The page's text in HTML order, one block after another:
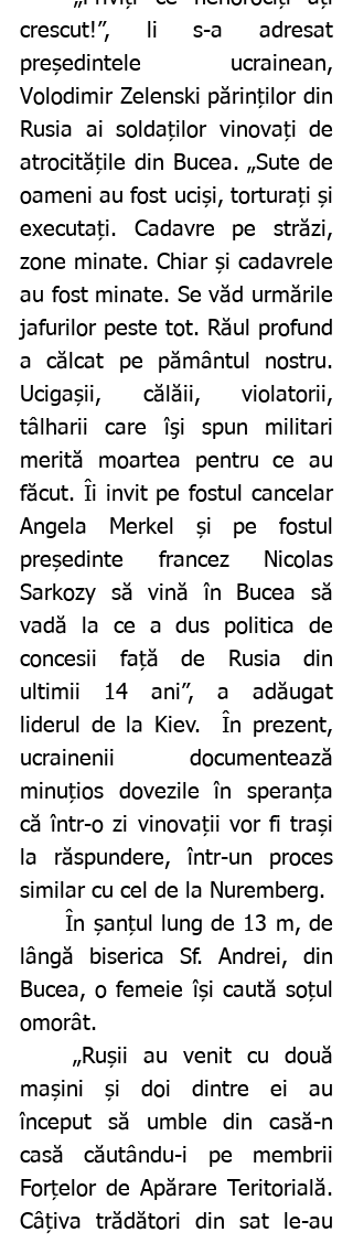
crescut!”, li s-a adresat
președintele ucrainean,
Volodimir Zelenski părinților din
Rusia ai soldaților vinovați de
atrocitățile din Bucea. „Sute de
oameni au fost uciși, torturați și
executați. Cadavre pe străzi,
zone minate. Chiar și cadavrele
au fost minate. Se văd urmările
jafurilor peste tot. Răul profund
a călcat pe pământul nostru.
Ucigașii, călăii, violatorii,
tâlharii care îşi spun militari
merită moartea pentru ce au
făcut. Îi invit pe fostul cancelar
Angela Merkel și pe fostul
președinte francez Nicolas
Sarkozy să vină în Bucea să
vadă la ce a dus politica de
concesii față de Rusia din
ultimii 14 ani”, a adăugat
liderul de la Kiev.  În prezent,
ucrainenii documentează
minuțios dovezile în speranța
că într-o zi vinovații vor fi trași
la răspundere, într-un proces
similar cu cel de la Nuremberg.
	În șanțul lung de 13 m, de
lângă biserica Sf. Andrei, din
Bucea, o femeie își caută soțul
omorât.
mașini și doi dintre ei au
început să umble din casă-n
casă căutându-i pe membrii
Forțelor de Apărare Teritorială.
Câțiva trădători din sat le-au